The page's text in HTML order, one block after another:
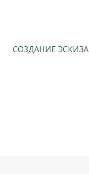
СОЗДАНИЕ ЭСКИЗА